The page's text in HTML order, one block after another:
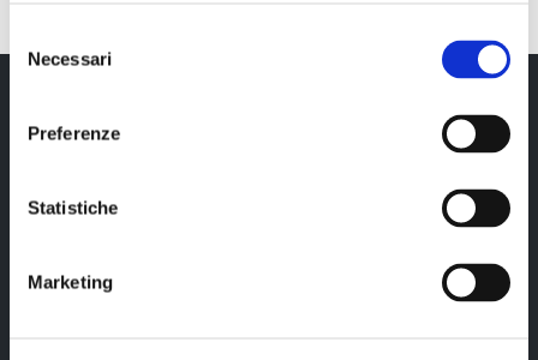
delNecessari
Preferenze
Statistiche
Marketing
Copyright © 2023 Alittleb.it SRL.- P.IVA